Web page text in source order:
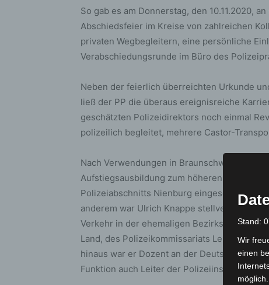
So gab es am Donnerstag, den 10.11.2020,
Abschiedsfeier im Kreise von zahlreichen
privaten Wegbegleitern, eine persönliche
Verabschiedungsrunde im Büro des
Neben der feierlich überreichten Urkunde
ließ der PP die überaus ereignisreiche
geschätzten Polizeidirektors noch einmal
polizeilich begleitet, mehrere Castor-
Nach Verwendungen in Braunschweig und
Aufstiegsausbildung zum höheren Dienst im
Polizeiabschnitts Nienburg eingesetzt. Seit
anderem war Ulrich Knappe
Verkehr in der ehemaligen Bezirksregierung
Land, des Polizeikommissariats Lehrte und
hinaus war er Dozent an der Deutschen
Funktion auch Leiter der Polizeiinspektion
Stand:
Wir
einen